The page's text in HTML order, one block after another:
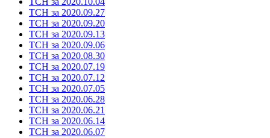
ТСН за 2020.09.27
ТСН за 2020.09.20
ТСН за 2020.09.13
ТСН за 2020.09.06
ТСН за 2020.08.30
ТСН за 2020.07.19
ТСН за 2020.07.12
ТСН за 2020.07.05
ТСН за 2020.06.28
ТСН за 2020.06.21
ТСН за 2020.06.14
ТСН за 2020.06.07